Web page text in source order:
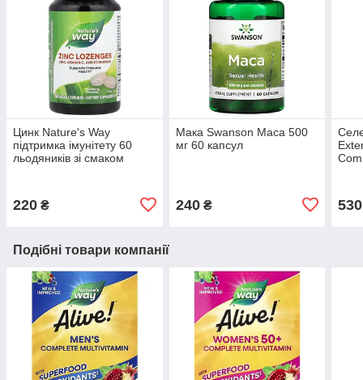
Цинк Nature's Way
підтримка імунітету 60
льодяників зі смаком
220 ₴
Мака Swanson Maca 500
мг 60 капсул
240₴ 530
Подібні товари компанії